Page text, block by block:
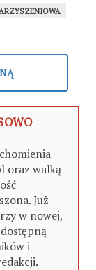
oraz walką
Już
w nowej,
i